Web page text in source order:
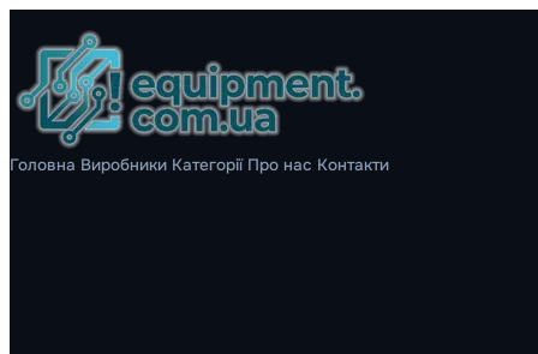
Головна Виробники Категорії Про нас Контакти